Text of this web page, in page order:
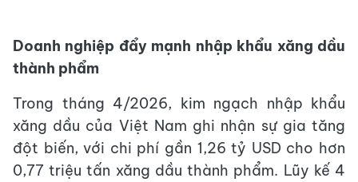
Doanh nghiệp đẩy mạnh nhập khẩu xăng dầu
thành phẩm
Trong tháng 4/2026, kim ngạch nhập khẩu
xăng dầu của Việt Nam ghi nhận sự gia tăng
đột biến, với chi phí gần 1,26 tỷ USD cho hơn
0,77 triệu tấn xăng dầu thành phẩm. Lũy kế 4